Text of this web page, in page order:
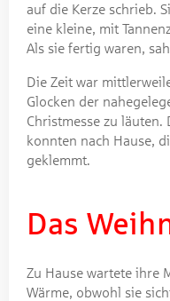
auf die Kerze schrieb.
eine kleine, mit
Als sie fertig waren,
Die Zeit war
Glocken der
Christmesse zu läuten.
konnten nach Hause,
geklemmt.
Das
Zu Hause wartete ihre
Wärme, obwohl sie